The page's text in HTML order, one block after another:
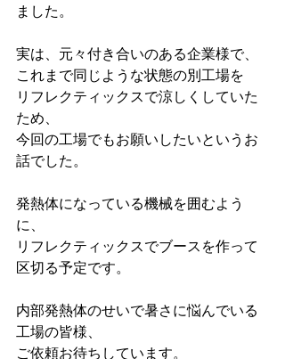
ました。
実は、元々付き合いのある企業様で、
これまで同じような状態の別工場を
リフレクティックスで涼しくしていた
ため、
今回の工場でもお願いしたいというお
話でした。
発熱体になっている機械を囲むよう
に、
リフレクティックスでブースを作って
区切る予定です。
内部発熱体のせいで暑さに悩んでいる
工場の皆様、
ご依頼お待ちしています。